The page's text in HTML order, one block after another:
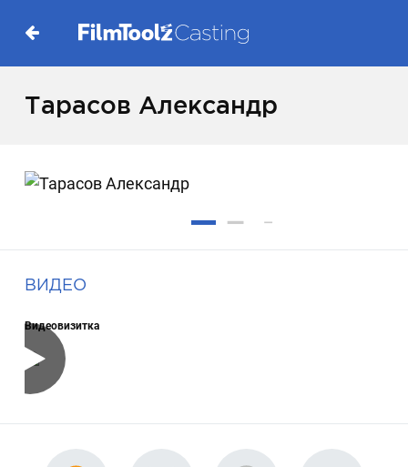
Тарасов Александр
ВИДЕО
Видеовизитка